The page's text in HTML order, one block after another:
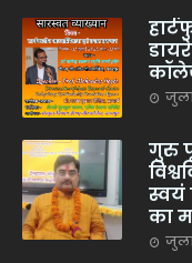
गुरु
स्वयं
का